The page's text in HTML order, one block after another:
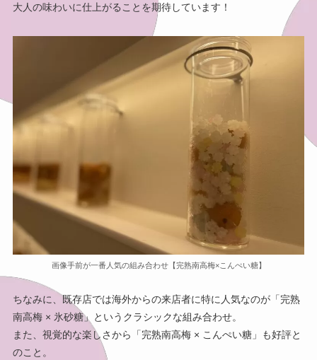
大人の味わいに仕上がることを期待しています！
画像手前が一番人気の組み合わせ【完熟南高梅×こんぺい糖】
ちなみに、既存店では海外からの来店者に特に人気なのが「完熟
南高梅 × 氷砂糖」というクラシックな組み合わせ。
また、視覚的な楽しさから「完熟南高梅 × こんぺい糖」も好評と
のこと。